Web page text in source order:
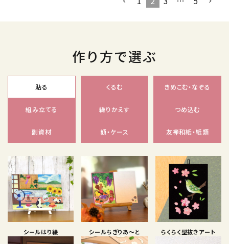
作り方で選ぶ
貼る くるむ きめこむ・なぞる
組み立てる 繰りかえす つめ込む
副資材 額・ケース 友禅和紙・紙類
シールはり絵 シールちぎりあ〜と らくらく型抜きアート